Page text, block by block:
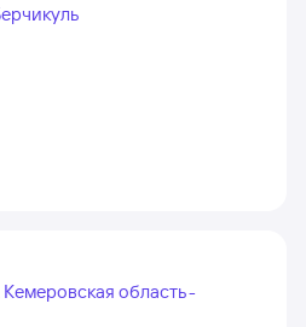
область -